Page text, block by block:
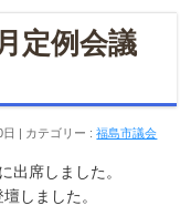
定例会議
カテゴリー :福島市議会
出席しました。
しました。